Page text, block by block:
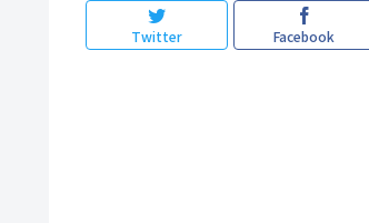
Twitter Facebook